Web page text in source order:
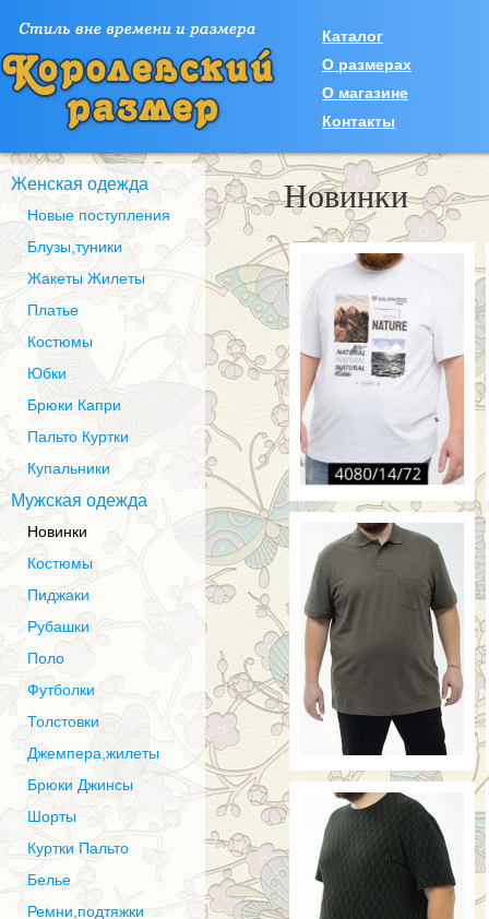
Каталог
О размерах
О магазине
Контакты
Новинки
Женская одежда
Новые поступления
Блузы,туники
Жакеты Жилеты
Платье
Костюмы
Юбки
Брюки Капри
Пальто Куртки
Купальники
Мужская одежда
Новинки
Костюмы
Пиджаки
Рубашки
Поло
Футболки
Толстовки
Джемпера,жилеты
Брюки Джинсы
Шорты
Куртки Пальто
Белье
Ремни,подтяжки